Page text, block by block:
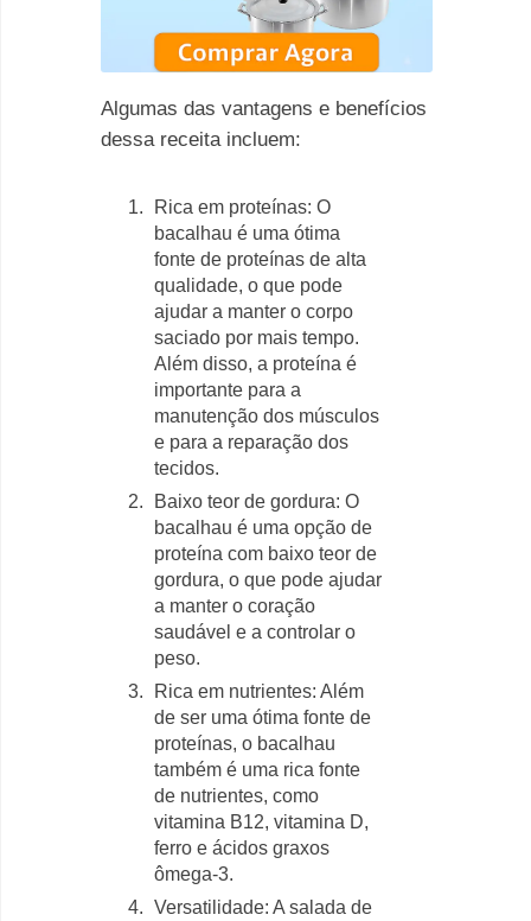
Algumas das vantagens e benefícios
dessa receita incluem:
Rica em proteínas: O
bacalhau é uma ótima
fonte de proteínas de alta
qualidade, o que pode
ajudar a manter o corpo
saciado por mais tempo.
Além disso, a proteína é
importante para a
manutenção dos músculos
e para a reparação dos
tecidos.
Baixo teor de gordura: O
bacalhau é uma opção de
proteína com baixo teor de
gordura, o que pode ajudar
a manter o coração
saudável e a controlar o
peso.
Rica em nutrientes: Além
de ser uma ótima fonte de
proteínas, o bacalhau
também é uma rica fonte
de nutrientes, como
vitamina B12, vitamina D,
ferro e ácidos graxos
ômega-3.
Versatilidade: A salada de